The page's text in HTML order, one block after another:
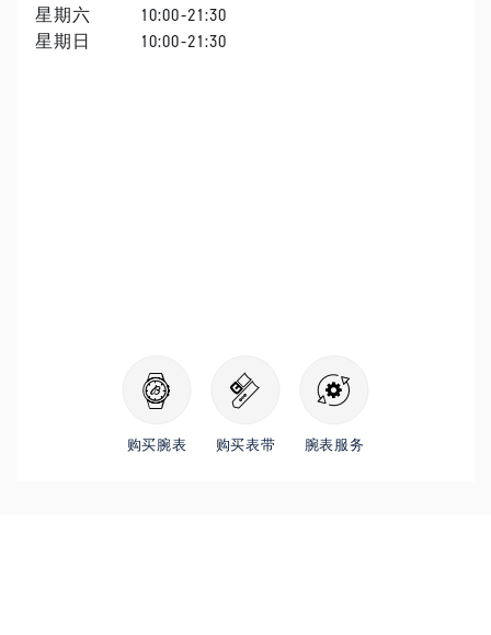
星期六
10:00-21:30
星期日
10:00-21:30
购买腕表 购买表带 腕表服务